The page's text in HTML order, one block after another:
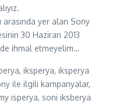
arasında yer alan Sony
30 Haziran 2013
ihmal etmeyelim…
iksperya, iksperya
ile ilgili kampanyalar,
isperya, soni iksberya